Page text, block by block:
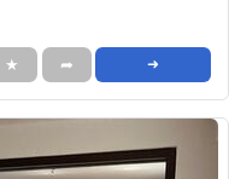
★ ➦ ➜